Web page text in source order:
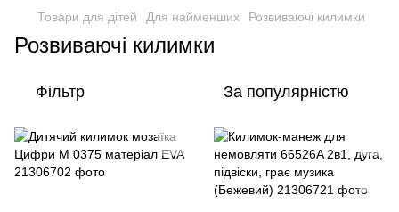
Товари для дітей Для найменших Розвиваючі килимки
Розвиваючі килимки
Фільтр За популярністю